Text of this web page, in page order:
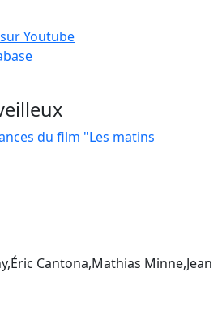
Youtube
du film "Les matins
Cantona,Mathias Minne,Jean